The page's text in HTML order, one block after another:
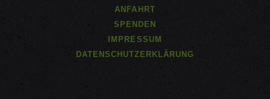
ANFAHRT
SPENDEN
IMPRESSUM
DATENSCHUTZERKLÄRUNG